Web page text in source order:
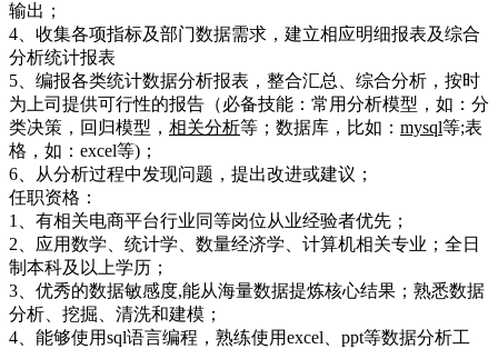
输出；
4、收集各项指标及部门数据需求，建立相应明细报表及综合
分析统计报表
5、编报各类统计数据分析报表，整合汇总、综合分析，按时
为上司提供可行性的报告（必备技能：常用分析模型，如：分
类决策，回归模型， 相关分析等；数据库，比如： mysql等;表
格，如：excel等)；
6、从分析过程中发现问题，提出改进或建议；
任职资格：
1、有相关电商平台行业同等岗位从业经验者优先；
2、应用数学、统计学、数量经济学、计算机相关专业；全日
制本科及以上学历；
3、优秀的数据敏感度,能从海量数据提炼核心结果；熟悉数据
分析、挖掘、清洗和建模；
4、能够使用sql语言编程，熟练使用excel、ppt等数据分析工